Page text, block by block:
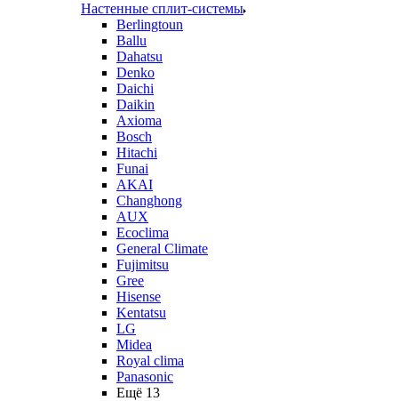
Настенные сплит-системы
Berlingtoun
Ballu
Dahatsu
Denko
Daichi
Daikin
Axioma
Bosch
Hitachi
Funai
AKAI
Changhong
AUX
Ecoclima
General Climate
Fujimitsu
Gree
Hisense
Kentatsu
LG
Midea
Royal clima
Panasonic
Ещё 13